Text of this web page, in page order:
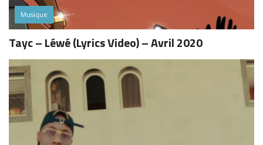
Musique
Tayc – Léwé (Lyrics Video) – Avril 2020